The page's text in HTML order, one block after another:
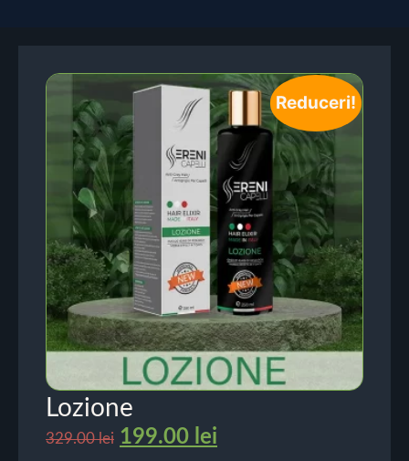
Reduceri!
Lozione
329.00lei 199.00 lei